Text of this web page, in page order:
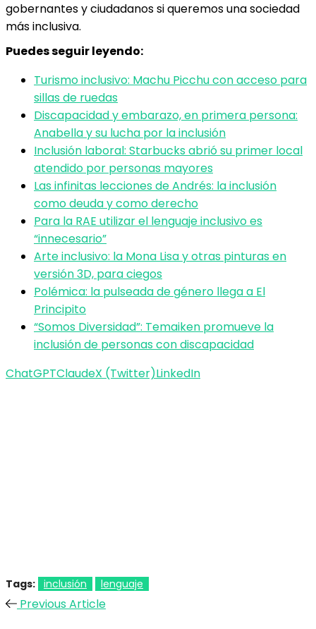
gobernantes y ciudadanos si queremos una sociedad
más inclusiva.
Puedes seguir leyendo:
Turismo inclusivo: Machu Picchu con acceso para
sillas de ruedas
Discapacidad y embarazo, en primera persona:
Anabella y su lucha por la inclusión
Inclusión laboral: Starbucks abrió su primer local
atendido por personas mayores
Las infinitas lecciones de Andrés: la inclusión
como deuda y como derecho
Para la RAE utilizar el lenguaje inclusivo es
“innecesario”
Arte inclusivo: la Mona Lisa y otras pinturas en
versión 3D, para ciegos
Polémica: la pulseada de género llega a El
Principito
“Somos Diversidad”: Temaiken promueve la
inclusión de personas con discapacidad
ChatGPTClaudeX (Twitter)LinkedIn
Tags: inclusión lenguaje
Previous Article